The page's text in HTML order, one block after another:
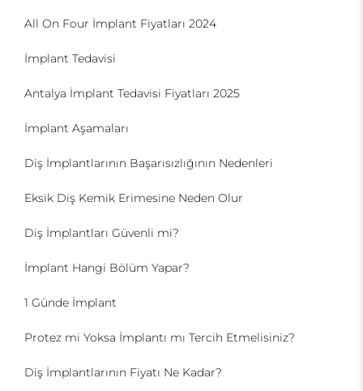
All On Four İmplant Fiyatları 2024
İmplant Tedavisi
Antalya İmplant Tedavisi Fiyatları 2025
İmplant Aşamaları
Diş İmplantlarının Başarısızlığının Nedenleri
Eksik Diş Kemik Erimesine Neden Olur
Diş İmplantları Güvenli mi?
İmplant Hangi Bölüm Yapar?
1 Günde İmplant
Protez mi Yoksa İmplantı mı Tercih Etmelisiniz?
Diş İmplantlarının Fiyatı Ne Kadar?